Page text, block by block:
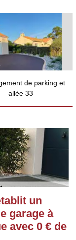
de parking et
allée 33
un
garage à
avec 0 € de